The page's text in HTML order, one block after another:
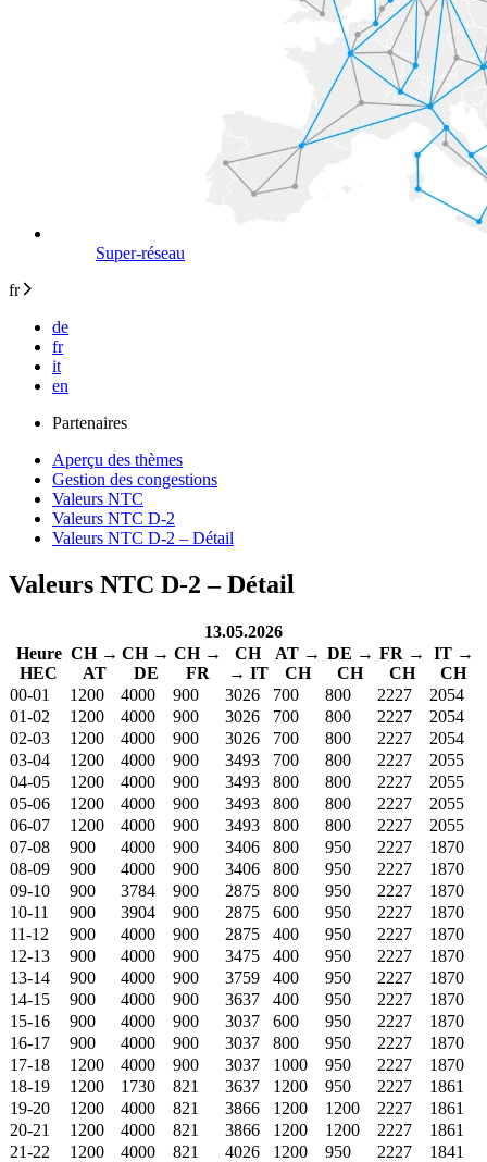
Super-réseau
fr
de
fr
it
en
Partenaires
Aperçu des thèmes
Gestion des congestions
Valeurs NTC
Valeurs NTC D-2
Valeurs NTC D-2 – Détail
Valeurs NTC D-2 – Détail
13.05.2026
Heure
HEC
CH →
AT
CH →
DE
CH →
FR
CH
→ IT
AT →
CH
DE →
CH
FR →
CH
IT →
CH
00-01
1200 4000 900 3026 700 800 2227
2054
01-02
1200 4000 900 3026 700 800 2227
2054
02-03
1200 4000 900 3026 700 800 2227
2054
03-04
1200 4000 900 3493 700 800 2227
2055
04-05
1200 4000 900 3493 800 800 2227
2055
05-06
1200 4000 900 3493 800 800 2227
2055
06-07
1200 4000 900 3493 800 800 2227
2055
07-08
900 4000 900 3406 800 950 2227
1870
08-09
900 4000 900 3406 800 950 2227
1870
09-10
900 3784 900 2875 800 950 2227
1870
10-11
900 3904 900 2875 600 950 2227
1870
11-12
900 4000 900 2875 400 950 2227
1870
12-13
900 4000 900 3475 400 950 2227
1870
13-14
900 4000 900 3759 400 950 2227
1870
14-15
900 4000 900 3637 400 950 2227
1870
15-16
900 4000 900 3037 600 950 2227
1870
16-17
900 4000 900 3037 800 950 2227
1870
17-18
1200 4000 900 3037 1000 950 2227
1870
18-19
1200 1730 821 3637 1200 950 2227
1861
19-20
1200 4000 821 3866 1200 1200 2227
1861
20-21
1200 4000 821 3866 1200 1200 2227
1861
21-22
1200 4000 821 4026 1200 950 2227 1841